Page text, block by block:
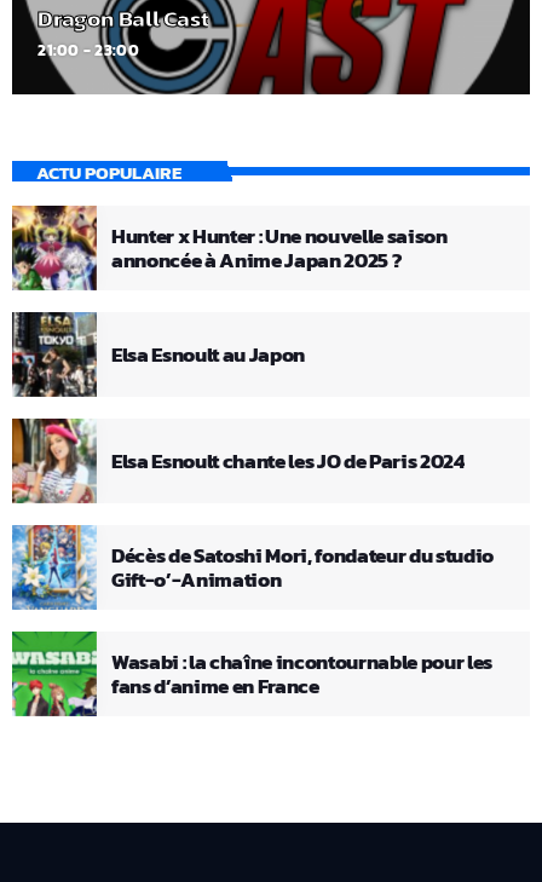
Dragon Ball Cast
21:00 - 23:00
ACTU POPULAIRE
Hunter x Hunter : Une nouvelle saison
annoncée à Anime Japan 2025 ?
Elsa Esnoult au Japon
Elsa Esnoult chante les JO de Paris 2024
Décès de Satoshi Mori, fondateur du studio
Gift-o’-Animation
Wasabi : la chaîne incontournable pour les
fans d’anime en France